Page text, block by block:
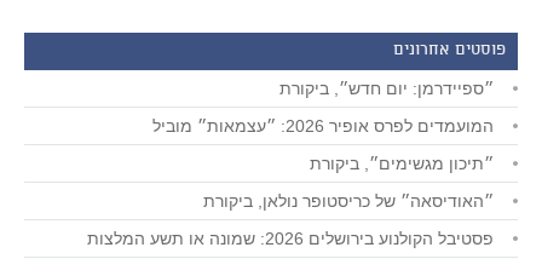
פוסטים אחרונים
״ספיידרמן: יום חדש״, ביקורת
המועמדים לפרס אופיר 2026: ״עצמאות״ מוביל
״תיכון מגשימים״, ביקורת
״האודיסאה״ של כריסטופר נולאן, ביקורת
פסטיבל הקולנוע בירושלים 2026: שמונה או תשע המלצות